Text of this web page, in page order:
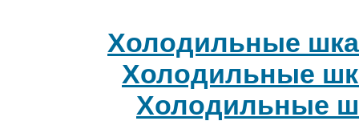
Холодильные
Холодильные
Холодильные